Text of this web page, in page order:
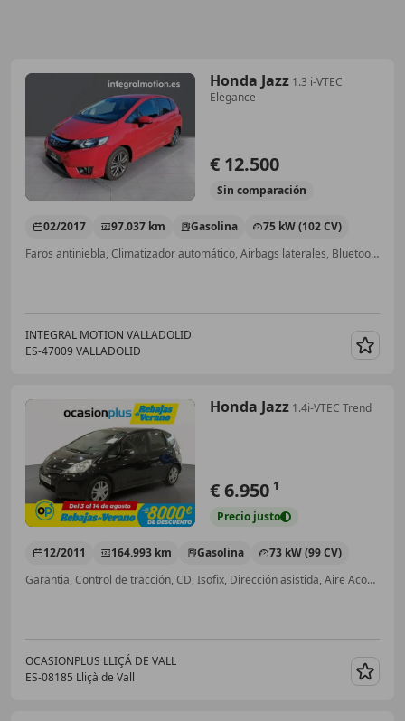
Honda Jazz 1.3 i-VTEC
Elegance
€ 12.500
Sin comparación
02/2017 97.037 km Gasolina
75 kW (102 CV)
Faros antiniebla, Climatizador automático, Airbags laterales, Bluetooth, Llantas de aleación, Elevalunas eléctrico
INTEGRAL MOTION VALLADOLID
ES-47009 VALLADOLID
Honda Jazz 1.4i-VTEC Trend
€ 6.950 1
Precio justo
12/2011 164.993 km Gasolina
73 kW (99 CV)
Garantia, Control de tracción, CD, Isofix, Dirección asistida, Aire Acondicionado, Volante multifunción, Ordenador
OCASIONPLUS LLIÇÁ DE VALL
ES-08185 Lliçà de Vall